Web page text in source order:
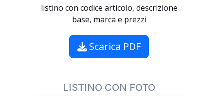
listino con codice articolo, descrizione
base, marca e prezzi
Scarica PDF
LISTINO CON FOTO